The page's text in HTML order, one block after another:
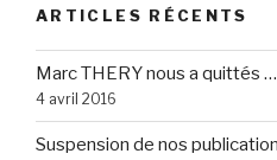
ARTICLES RÉCENTS
Marc THERY nous a quittés …
4 avril 2016
Suspension de nos